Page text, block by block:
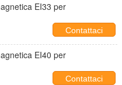
EI33 per
Contattaci
EI40 per
Contattaci